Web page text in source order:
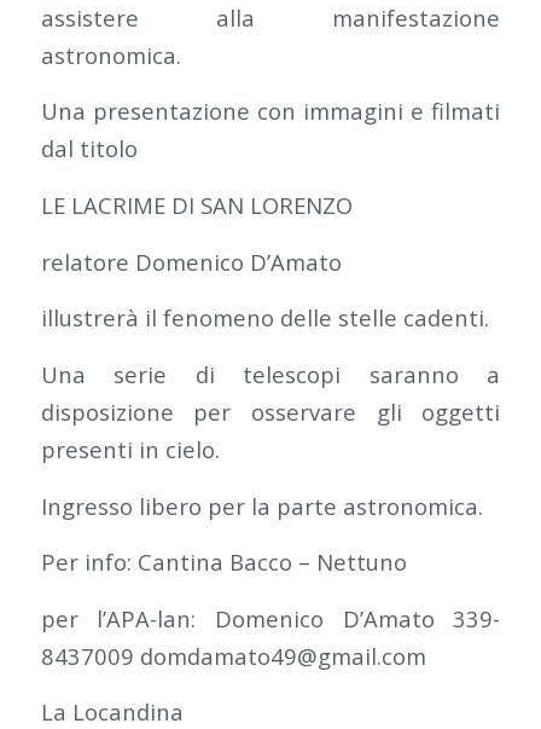
assistere alla manifestazione
astronomica.
Una presentazione con immagini e filmati
dal titolo
LE LACRIME DI SAN LORENZO
relatore Domenico D’Amato
illustrerà il fenomeno delle stelle cadenti.
Una serie di telescopi saranno a
disposizione per osservare gli oggetti
presenti in cielo.
Ingresso libero per la parte astronomica.
Per info: Cantina Bacco – Nettuno
per l’APA-lan: Domenico D’Amato 339-
8437009 domdamato49@gmail.com
La Locandina